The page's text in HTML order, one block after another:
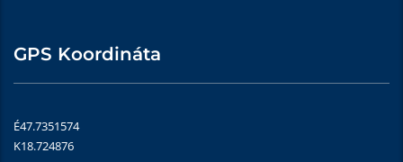
GPS Koordináta
É47.7351574
K18.724876